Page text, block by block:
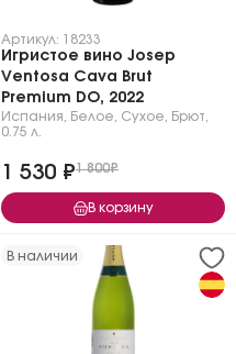
Артикул: 18233
Игристое вино Josep
Ventosa Cava Brut
Premium DO, 2022
Испания Белое Сухое, Брют
0.75 л.
1 530 ₽1 800₽
В корзину
В наличии